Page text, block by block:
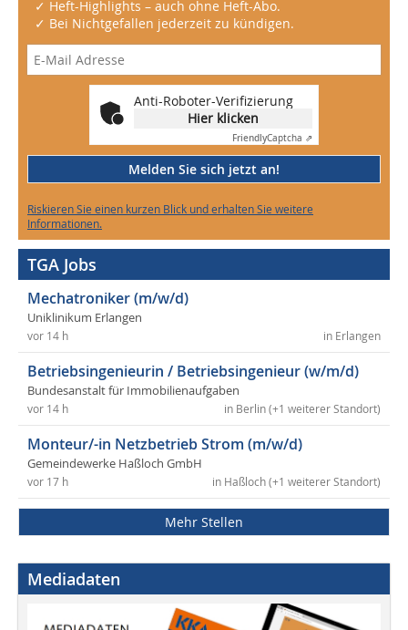
✓ Heft-Highlights – auch ohne Heft-Abo.
✓ Bei Nichtgefallen jederzeit zu kündigen.
Anti-Roboter-Verifizierung
Hier klicken
FriendlyCaptcha ⇗
Melden Sie sich jetzt an!
Riskieren Sie einen kurzen Blick und erhalten Sie weitere
Informationen.
TGA Jobs
Mechatroniker (m/w/d)
Uniklinikum Erlangen
in Erlangen
vor 14 h
Betriebsingenieurin / Betriebsingenieur (w/m/d)
Bundesanstalt für Immobilienaufgaben
in Berlin (+1 weiterer Standort)
vor 14 h
Monteur/-in Netzbetrieb Strom (m/w/d)
Gemeindewerke Haßloch GmbH
in Haßloch (+1 weiterer Standort)
vor 17 h
Mehr Stellen
Mediadaten